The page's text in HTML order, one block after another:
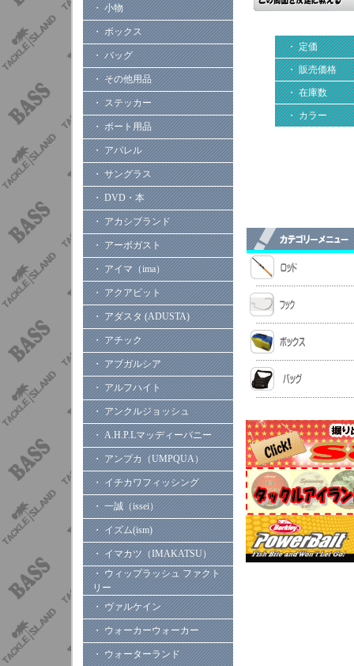
・ 小物
・ ボックス
・ バッグ
・ その他用品
・ ステッカー
・ ボート用品
・ アパレル
・ サングラス
・ DVD・本
・ アカシブランド
・ アーボガスト
・ アイマ（ima）
・ アクアビット
・ アダスタ (ADUSTA)
・ アチック
・ アブガルシア
・ アルフハイト
・ アンクルジョッシュ
・ A.H.P.Lマッディーバニー
・ アンプカ（UMPQUA）
・ イチカワフィッシング
・ 一誠（issei）
・ イズム(ism)
・ イマカツ（IMAKATSU）
・ ウィップラッシュ ファクト
リー
・ ヴァルケイン
・ ウォーカーウォーカー
・ ウォーターランド
・ 定価
・ 販売価格
・ 在庫数
・ カラー